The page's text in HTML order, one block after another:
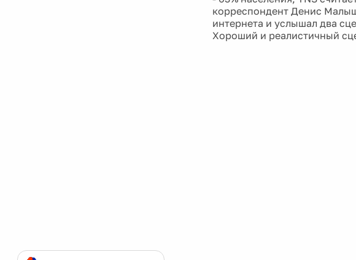
корреспондент Денис
интернета и услышал два
Хороший и реалистичный